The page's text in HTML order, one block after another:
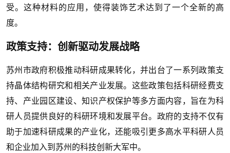
受。这种材料的应用，使得装饰艺术达到了一个全新的高
度。
政策支持：创新驱动发展战略
苏州市政府积极推动科研成果转化，并出台了一系列政策支
持晶体结构研究和相关产业发展。这些政策包括科研经费支
持、产业园区建设、知识产权保护等多方面内容，旨在为科
研人员提供良好的科研环境和发展平台。政府的支持不仅有
助于加速科研成果的产业化，还能吸引更多高水平科研人员
和企业加入到苏州的科技创新大军中。